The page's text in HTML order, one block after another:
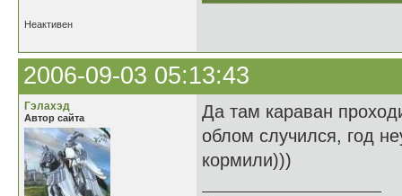
Неактивен
2006-09-03 05:13:43
Гэлахэд
Автор сайта
Да там караван
облом случился, год
кормили)))